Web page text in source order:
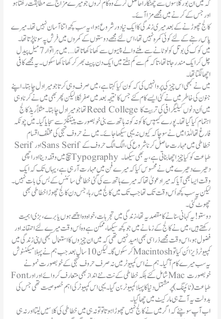
کہ میں ان بور کلاسوں سے چھٹکارا حاصل کر کے وہ کام کروں جو میرے مزاج سے مطابقت رکھتا ہو
اور جس کے کرنے میں مجھے مزا آئے ۔
کالج چھوڑنے کے بعد میری زندگی کا ایک نیا دور شروع ہوا، یہ سب کچھ اتنا آسان نہیں تھا۔ میرے
پاس رہنے کے لئے کوئی کمرہ نہیں تھا، اس لئے مجھے دوستوں کے کمروں میں فرش پہ سونا پڑتا تھا۔
میں کوک کی بوتل کو لوٹانے سے ملنے والے پیسوں سے کھانا کھاتا تھا…. میں ہر اتوار 7 میل پیدل
چل کر ایک مندر جاتا تھا، تاکہ کم سے کم ہفتے میں ایک دن پیٹ بھر کر کھانا کھا سکوں۔ یہ مجھے کافی
اچھا لگتا تھا۔
میں نے کبھی اس چیز کی پروا نہیں کی کہ کون کیا کہتا ہے ، میں صرف وہی کرتا جو میرا دل چاہتا ۔ اپنے
جنون کی خاطر میں نے کئی ایسے کام کئے جس کا نتیجہ بعد میں صفر نکلا لیکن پھر بھی میں نے کرنا وہی
تھا جو میرا دل چاہتا ۔ مثلاً ریِڈ کالج Reed College میں اُن دنوں کیلیگرافی کی تربیت کا
اہتمام کیا گیا تھا ۔ پورے کیمپس کا کونہ کونہ ہاتھ سے بنی خوبصورت پینٹنگز سے سجا یا گیا ۔میں چونکہ
فارغ تھا لہٰذا میں نے سوچا کہ کیوں نہ یہی سیکھا جائے۔ میں نے حروف تہجی کی مختلف اقسام
Serif اور Sans Serif خطاطی میں مہارت حاصل کرنا شروع کی، الگ الگ حروف کے
بیچ میں وقفہ دینا اور اچھی Typography طباعت کو کیا چیز اچھا بناتی ہے، یہ بھی سیکھا۔
دھیرے دھیرے میں نے محسوس کیاکہ میرے فن میں مہارت آرہی ہے، یہاں تک کہ ایک
وقت ایسا بھی آیا کہ میر ادعویٰ تھا کہ میرے ہاتھ سے کی گئی خطاطی سائنس کے بس کی با ت نہیں ۔
لیکن یہ سب کچھ اُس وقت تک تھا جب تک میں کالج میں رہا ، جس دن کالج چھوڑا خطاطی بھی
چھوٹ گئی۔
دوستو! یہ کہانی سنا نے کا مقصد یہ تھا، زندگی میں تجربات ،خواہ وہ اچھے ہوں یا برے ، بڑی اہمیت
رکھتے ہیں،میں نے کالج کے زمانے میں جو کچھ سیکھا، ممکن ہے وہ اُس وقت میرے لئے احمقانہ اور
فضول ہو ، اس وقت مجھے ذرا سی بھی امید نہیں تھی کہ میں ان چیزوں کا استعمال کبھی اپنی زندگی میں
کرسکوں گا ۔ لیکن 10سال بعد جب ہم نے پہلا میکنٹوش Macintoshکمپیوٹر ڈیزائن کیا تو
یہ سب میرے کام آگیا ۔ ہم نے اس کمپیوٹر میں نہ صرف حروف تہجی کے خوبصورت نمونے
Fontشامل کئے بلکہ خطاطی کے نت نئے انداز بھی متعارف کروائے اور اور Mac خوبصورت
طباعت (ٹائپنگ) پر مشتمل دنیا کا پہلا کمپیوٹر بن گیا۔ یہی اس کمپیوٹر کی اہم خصوصیت تھی جس کی
بدولت یہ آتے ہی مارکیٹ میں چھا گیا۔
اب آپ سوچئے کہ اگر میں نے کالج نہیں چھوڑا ہوتا تو تونہ ہی میں خطاطی کی کلاسیں لیتا اور نہ ہی